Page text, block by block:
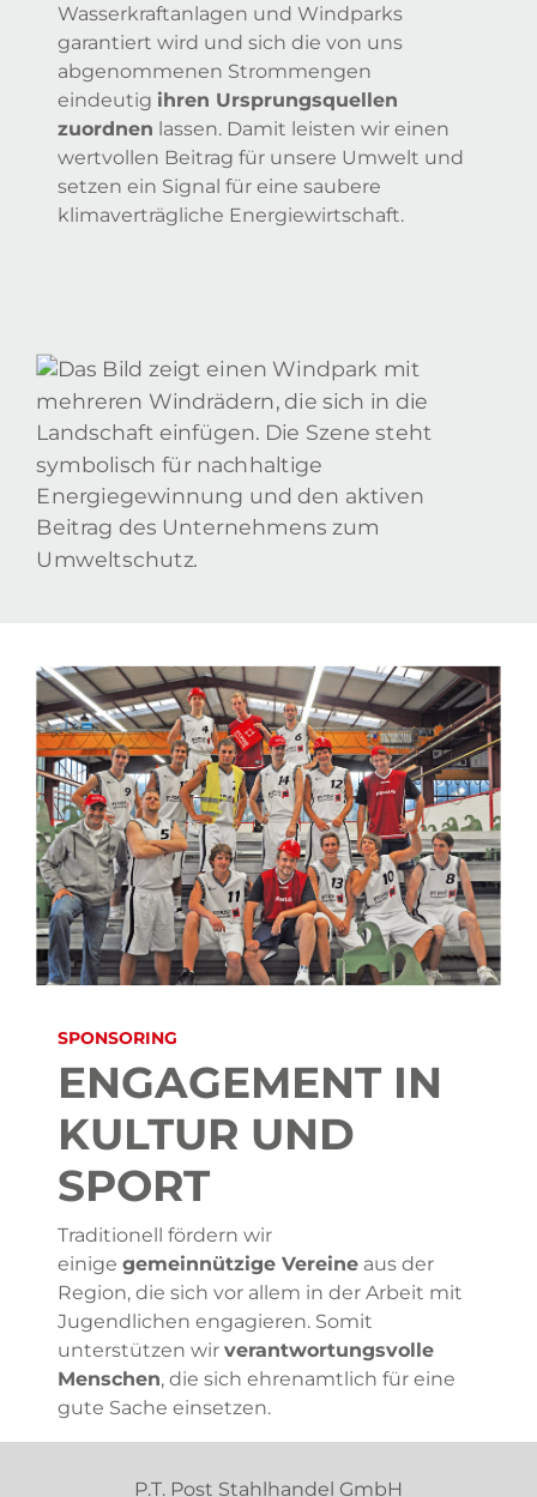
Wasserkraftanlagen und Windparks
garantiert wird und sich die von uns
abgenommenen Strommengen
eindeutig ihren Ursprungsquellen
zuordnen lassen. Damit leisten wir einen
wertvollen Beitrag für unsere Umwelt und
setzen ein Signal für eine saubere
klimaverträgliche Energiewirtschaft.
SPONSORING
ENGAGEMENT IN
KULTUR UND
SPORT
Traditionell fördern wir
einige gemeinnützige Vereine aus der
Region, die sich vor allem in der Arbeit mit
Jugendlichen engagieren. Somit
unterstützen wir verantwortungsvolle
Menschen, die sich ehrenamtlich für eine
gute Sache einsetzen.
P.T. Post Stahlhandel GmbH